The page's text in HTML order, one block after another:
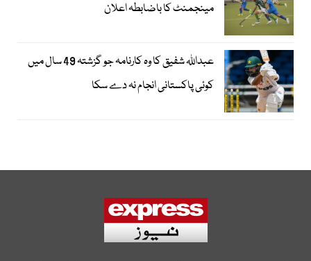
مینجمنٹ کا باضابطہ اعلان
عبداللہ شفیق کا وہ کارنامہ جو گزشتہ 49 سال میں
کوئی پاکستانی انجام نہ دے سکا